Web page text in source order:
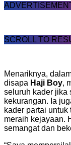
SCROLL TO
Menariknya,
disapa Haji Boy,
seluruh kader jika
kekurangan. Ia
kader partai
meraih kejayaan.
semangat dan